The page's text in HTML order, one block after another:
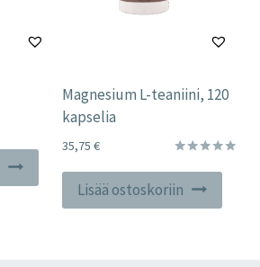
Magnesium L-teaniini, 120
kapselia
tuotteesta:
5.00
35,75 €
Lisää ostoskoriin